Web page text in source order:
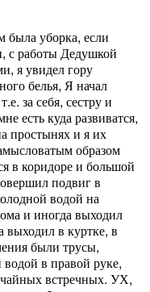
была уборка, если
с работы Дедушкой
я увидел гору
белья, Я начал
за себя, сестру и
есть куда развиватся,
простынях и я их
образом
в коридоре и большой
подвиг в
водой на
и иногда выходил
выходил в куртке, в
были трусы,
в правой руке,
встречных. УХ,